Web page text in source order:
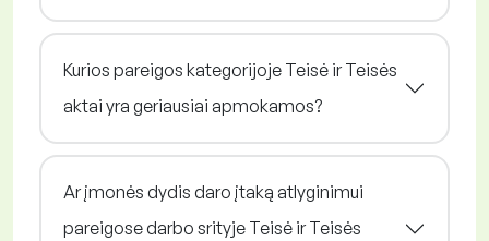
Kurios pareigos kategorijoje Teisė ir Teisės
aktai yra geriausiai apmokamos?
Ar įmonės dydis daro įtaką atlyginimui
pareigose darbo srityje Teisė ir Teisės